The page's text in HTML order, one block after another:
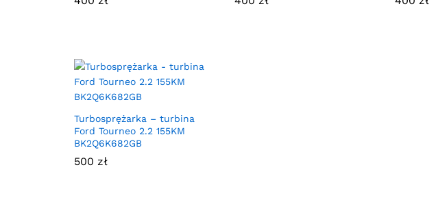
Turbosprężarka – turbina
Ford Tourneo 2.2 155KM
BK2Q6K682GB
500 zł